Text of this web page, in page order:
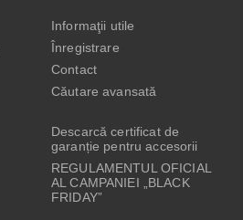
Informaţii utile
Înregistrare
Contact
Căutare avansată
Descarcă certificat de
garanție pentru accesorii
REGULAMENTUL OFICIAL
AL CAMPANIEI „BLACK
FRIDAY”